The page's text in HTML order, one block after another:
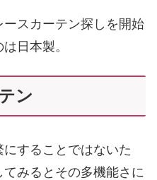
スカーテン探しを開始
日本製。
ン
することではないた
みるとその多機能さに